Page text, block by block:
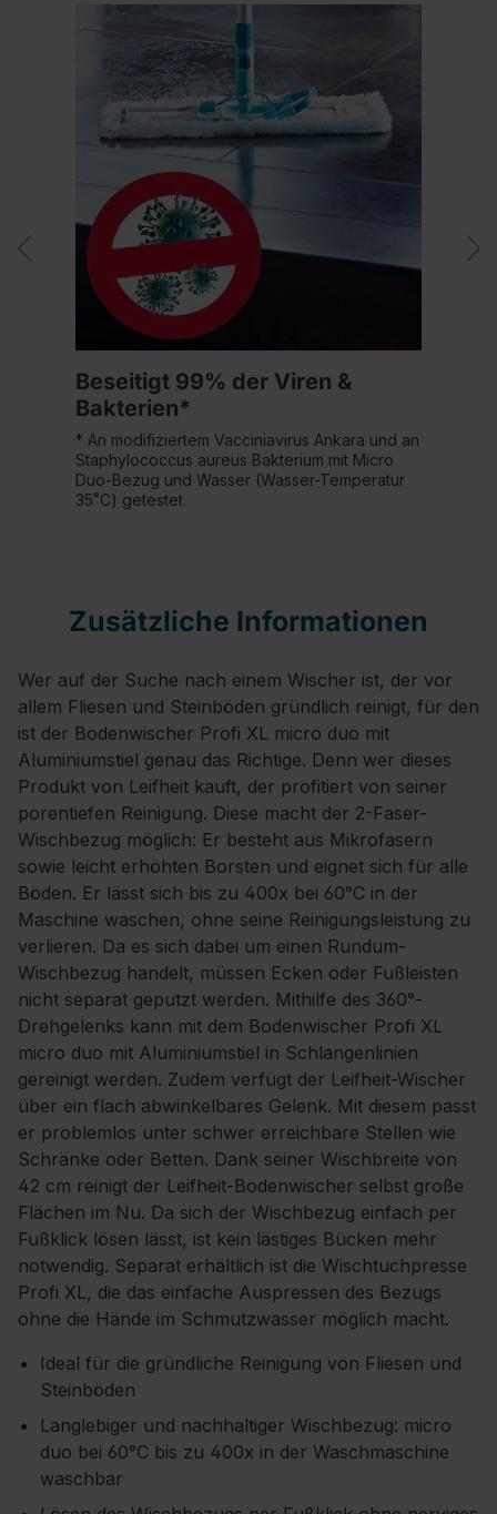
Beseitigt 99% der Viren &
Bakterien*
* An modifiziertem Vacciniavirus Ankara und an
Staphylococcus aureus Bakterium mit Micro
Duo-Bezug und Wasser (Wasser-Temperatur
35˚C) getestet.
Zusätzliche Informationen
Wer auf der Suche nach einem Wischer ist, der vor
allem Fliesen und Steinböden gründlich reinigt, für den
ist der Bodenwischer Profi XL micro duo mit
Aluminiumstiel genau das Richtige. Denn wer dieses
Produkt von Leifheit kauft, der profitiert von seiner
porentiefen Reinigung. Diese macht der 2-Faser-
Wischbezug möglich: Er besteht aus Mikrofasern
sowie leicht erhöhten Borsten und eignet sich für alle
Böden. Er lässt sich bis zu 400x bei 60°C in der
Maschine waschen, ohne seine Reinigungsleistung zu
verlieren. Da es sich dabei um einen Rundum-
Wischbezug handelt, müssen Ecken oder Fußleisten
nicht separat geputzt werden. Mithilfe des 360°-
Drehgelenks kann mit dem Bodenwischer Profi XL
micro duo mit Aluminiumstiel in Schlangenlinien
gereinigt werden. Zudem verfügt der Leifheit-Wischer
über ein flach abwinkelbares Gelenk. Mit diesem passt
er problemlos unter schwer erreichbare Stellen wie
Schränke oder Betten. Dank seiner Wischbreite von
42 cm reinigt der Leifheit-Bodenwischer selbst große
Flächen im Nu. Da sich der Wischbezug einfach per
Fußklick lösen lässt, ist kein lästiges Bücken mehr
notwendig. Separat erhältlich ist die Wischtuchpresse
Profi XL, die das einfache Auspressen des Bezugs
ohne die Hände im Schmutzwasser möglich macht.
Ideal für die gründliche Reinigung von Fliesen und
Steinböden
Langlebiger und nachhaltiger Wischbezug: micro
duo bei 60°C bis zu 400x in der Waschmaschine
waschbar